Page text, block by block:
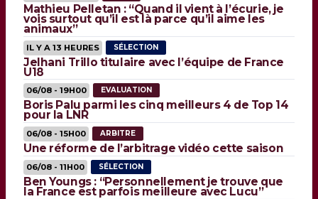
Mathieu Pelletan : “Quand il vient à l’écurie, je
vois surtout qu’il est là parce qu’il aime les
animaux”
IL Y A 13 HEURES SÉLECTION
Jelhani Trillo titulaire avec l’équipe de France
U18
06/08 - 19H00 EVALUATION
Boris Palu parmi les cinq meilleurs 4 de Top 14
pour la LNR
06/08 - 15H00 ARBITRE
Une réforme de l’arbitrage vidéo cette saison
06/08 - 11H00 SÉLECTION
Ben Youngs : “Personnellement je trouve que
la France est parfois meilleure avec Lucu”